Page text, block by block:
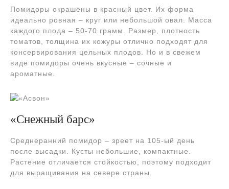
Помидоры окрашены в красный цвет. Их форма
идеально ровная – круг или небольшой овал. Масса
каждого плода – 50-70 грамм. Размер, плотность
томатов, толщина их кожуры отлично подходят для
консервирования цельных плодов. Но и в свежем
виде помидоры очень вкусные – сочные и
ароматные.
«Снежный барс»
Среднеранний помидор – зреет на 105-ый день
после высадки. Кусты небольшие, компактные.
Растение отличается стойкостью, поэтому подходит
для выращивания на севере страны.